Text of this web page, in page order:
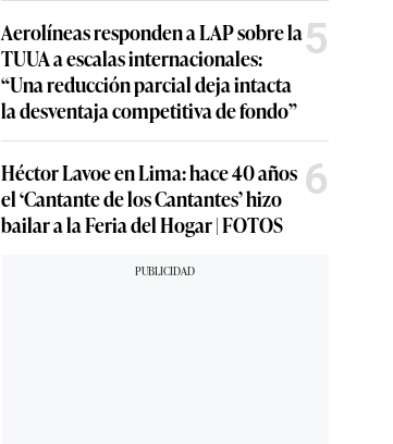
Aerolíneas responden a LAP sobre la
TUUA a escalas internacionales:
“Una reducción parcial deja intacta
la desventaja competitiva de fondo”
5
Héctor Lavoe en Lima: hace 40 años
el ‘Cantante de los Cantantes’ hizo
bailar a la Feria del Hogar | FOTOS
6